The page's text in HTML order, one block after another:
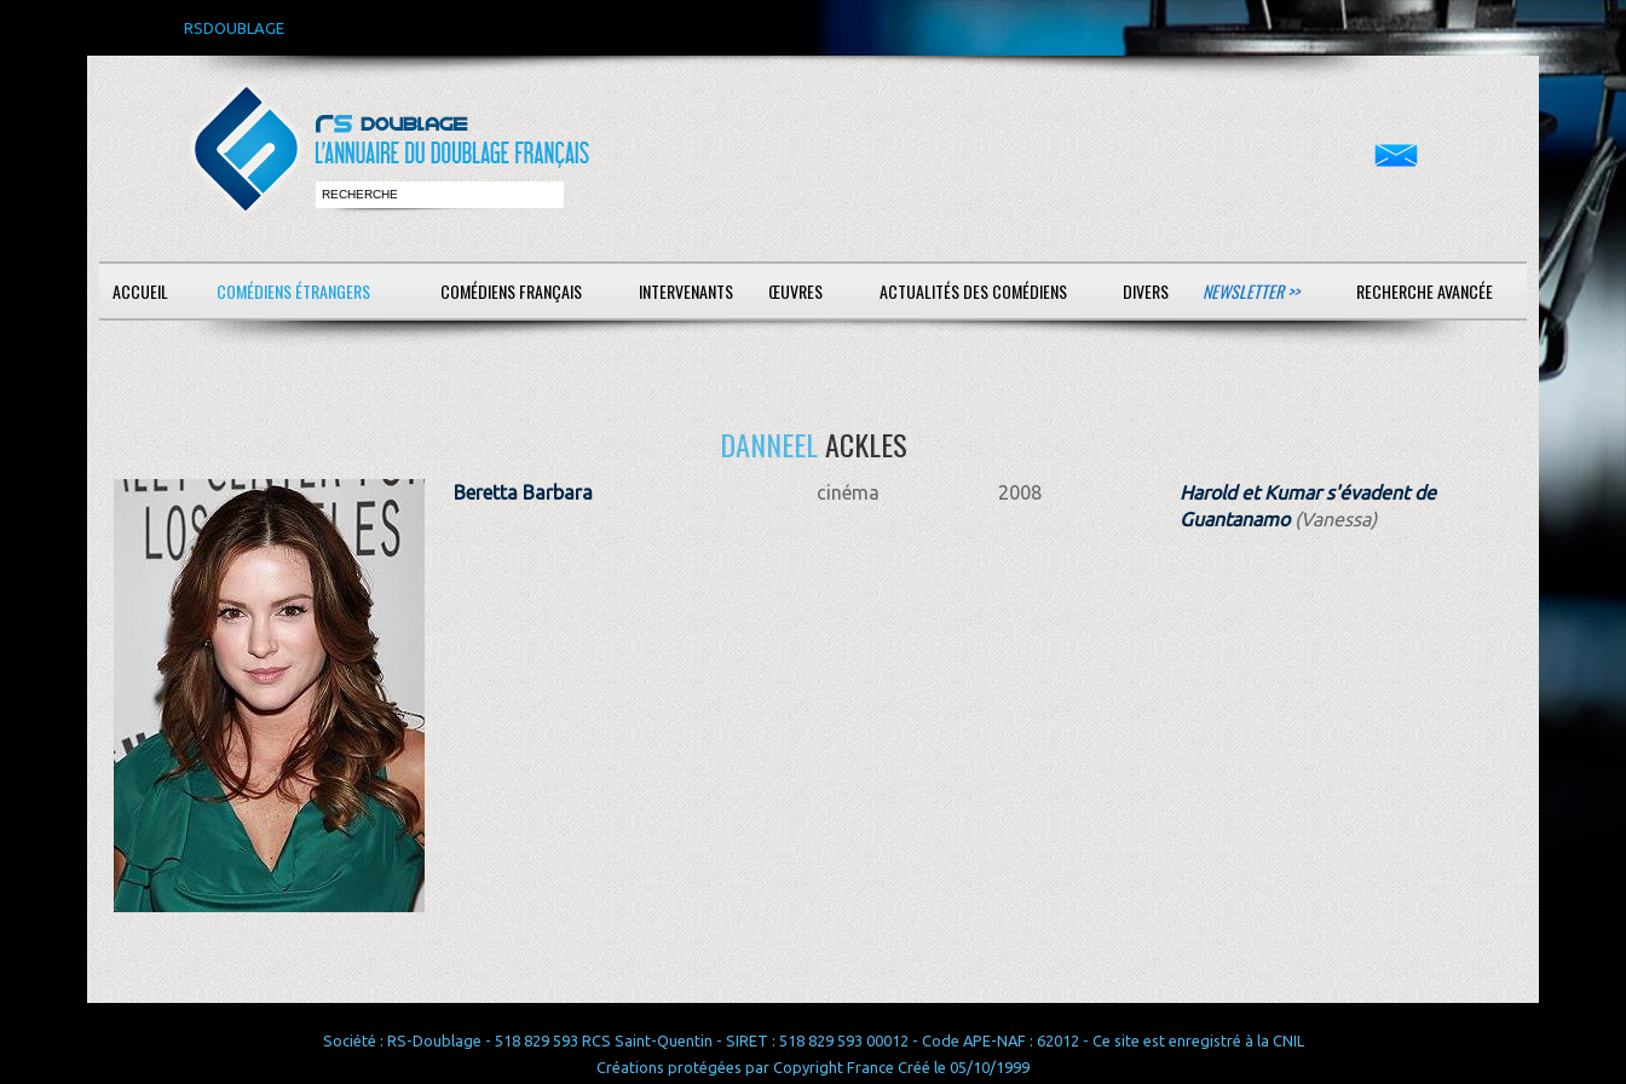
RSDOUBLAGE
ACCUEIL COMÉDIENS ÉTRANGERS COMÉDIENS FRANÇAIS INTERVENANTS ŒUVRES ACTUALITÉS DES COMÉDIENS DIVERS NEWSLETTER >> RECHERCHE AVANCÉE
DANNEELACKLES
Beretta Barbara cinéma 2008
Harold et Kumar s'évadent de
Guantanamo(Vanessa)
Société : RS-Doublage - 518 829 593 RCS Saint-Quentin - SIRET : 518 829 593 00012 - Code APE-NAF : 62012 - Ce site est enregistré à la CNIL
Créations protégées par Copyright France Créé le 05/10/1999